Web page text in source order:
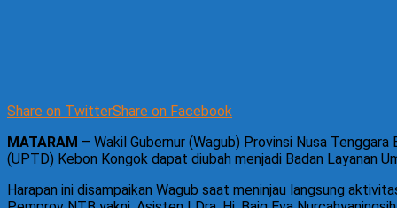
Share on TwitterShare on Facebook
MATARAM – Wakil Gubernur (Wagub) Provinsi Nusa
(UPTD) Kebon Kongok dapat diubah menjadi Badan Layanan
Harapan ini disampaikan Wagub saat meninjau langsung